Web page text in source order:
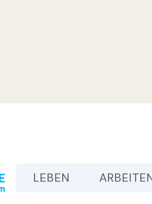
LEBEN